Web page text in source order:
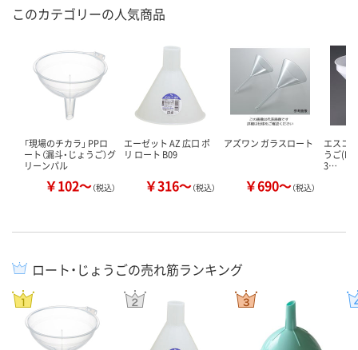
このカテゴリーの人気商品
「現場のチカラ」 PPロ
ート（漏斗・じょうご）グ
リーンパル
￥102～（税込）
エーゼット AZ 広口 ポ
リ ロート B09
￥316～（税込）
アズワン ガラスロート
￥690～（税込）
エスコ
うご
3…
ロート・じょうごの売れ筋ランキング